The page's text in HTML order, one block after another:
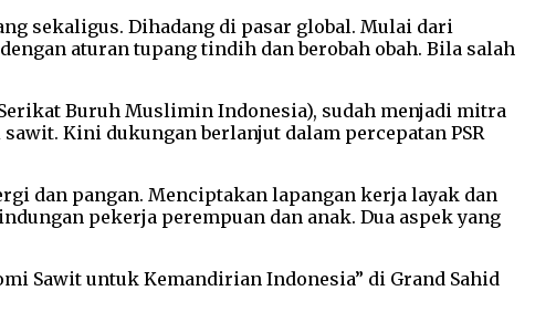
sekaligus. Dihadang di pasar global. Mulai dari
aturan tupang tindih dan berobah obah. Bila salah
Buruh Muslimin Indonesia), sudah menjadi mitra
Kini dukungan berlanjut dalam percepatan PSR
dan pangan. Menciptakan lapangan kerja layak dan
pekerja perempuan dan anak. Dua aspek yang
Sawit untuk Kemandirian Indonesia” di Grand Sahid